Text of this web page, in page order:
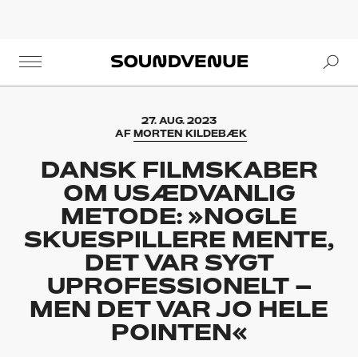
Soundvenue
27. AUG. 2023
AF MORTEN KILDEBÆK
DANSK FILMSKABER
OM USÆDVANLIG
METODE: »NOGLE
SKUESPILLERE MENTE,
DET VAR SYGT
UPROFESSIONELT –
MEN DET VAR JO HELE
POINTEN«